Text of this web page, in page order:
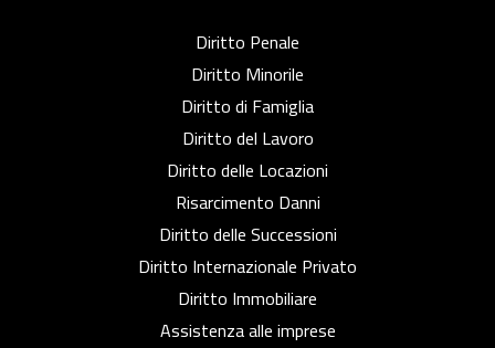
Diritto Penale
Diritto Minorile
Diritto di Famiglia
Diritto del Lavoro
Diritto delle Locazioni
Risarcimento Danni
Diritto delle Successioni
Diritto Internazionale Privato
Diritto Immobiliare
Assistenza alle imprese